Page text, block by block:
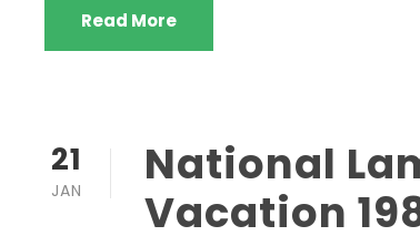
Read More
21
JAN
National
Vacation